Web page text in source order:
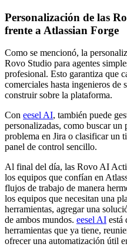
Personalización de las
frente a Atlassian Forge
Como se mencionó, la
Rovo Studio para agentes
profesional. Esto garantiza que
comerciales hasta ingenieros de
construir sobre la plataforma.
Con eesel AI, también puede
personalizadas, como buscar un
problema en Jira o clasificar un
panel de control sencillo.
Al final del día, las Rovo AI
los equipos que confían en
flujos de trabajo de manera
los equipos que necesitan una
herramientas, agregar una
de ambos mundos. eesel AI está
herramientas que ya tiene,
ofrecer una automatización útil